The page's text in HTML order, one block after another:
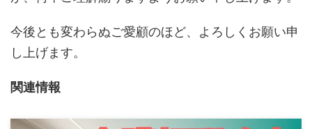
今後とも変わらぬご愛顧のほど、よろしくお願い申
し上げます。
関連情報